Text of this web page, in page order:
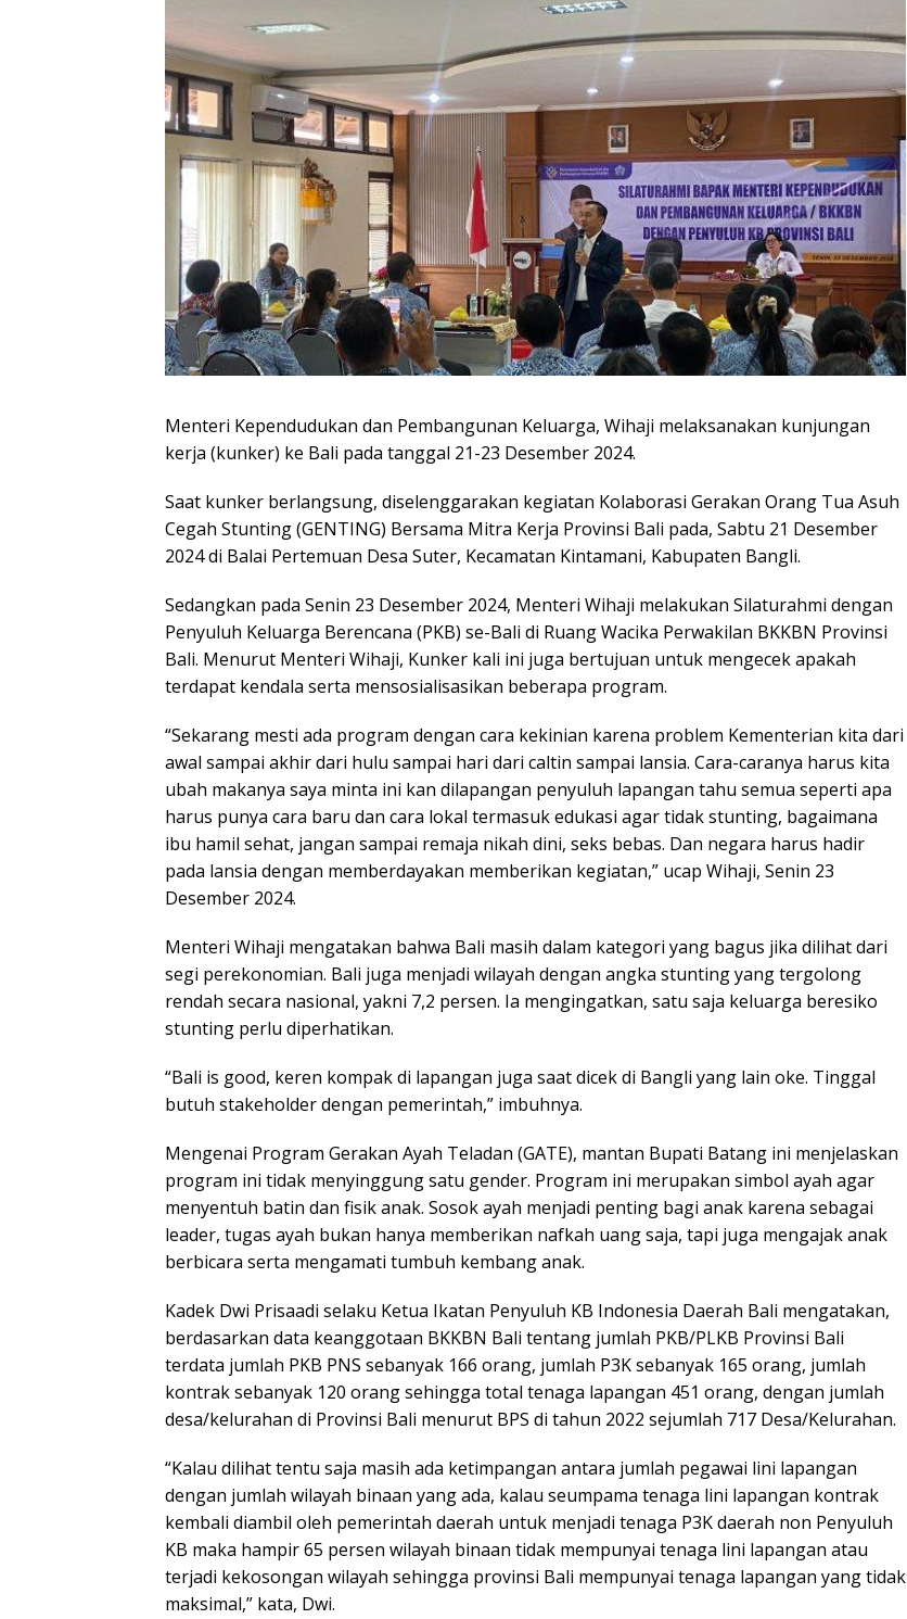
Menteri Kependudukan dan Pembangunan Keluarga, Wihaji melaksanakan kunjungan
kerja (kunker) ke Bali pada tanggal 21-23 Desember 2024.
Saat kunker berlangsung, diselenggarakan kegiatan Kolaborasi Gerakan Orang Tua Asuh
Cegah Stunting (GENTING) Bersama Mitra Kerja Provinsi Bali pada, Sabtu 21 Desember
2024 di Balai Pertemuan Desa Suter, Kecamatan Kintamani, Kabupaten Bangli.
Sedangkan pada Senin 23 Desember 2024, Menteri Wihaji melakukan Silaturahmi dengan
Penyuluh Keluarga Berencana (PKB) se-Bali di Ruang Wacika Perwakilan BKKBN Provinsi
Bali. Menurut Menteri Wihaji, Kunker kali ini juga bertujuan untuk mengecek apakah
terdapat kendala serta mensosialisasikan beberapa program.
“Sekarang mesti ada program dengan cara kekinian karena problem Kementerian kita dari
awal sampai akhir dari hulu sampai hari dari caltin sampai lansia. Cara-caranya harus kita
ubah makanya saya minta ini kan dilapangan penyuluh lapangan tahu semua seperti apa
harus punya cara baru dan cara lokal termasuk edukasi agar tidak stunting, bagaimana
ibu hamil sehat, jangan sampai remaja nikah dini, seks bebas. Dan negara harus hadir
pada lansia dengan memberdayakan memberikan kegiatan,” ucap Wihaji, Senin 23
Desember 2024.
Menteri Wihaji mengatakan bahwa Bali masih dalam kategori yang bagus jika dilihat dari
segi perekonomian. Bali juga menjadi wilayah dengan angka stunting yang tergolong
rendah secara nasional, yakni 7,2 persen. Ia mengingatkan, satu saja keluarga beresiko
stunting perlu diperhatikan.
“Bali is good, keren kompak di lapangan juga saat dicek di Bangli yang lain oke. Tinggal
butuh stakeholder dengan pemerintah,” imbuhnya.
Mengenai Program Gerakan Ayah Teladan (GATE), mantan Bupati Batang ini menjelaskan
program ini tidak menyinggung satu gender. Program ini merupakan simbol ayah agar
menyentuh batin dan fisik anak. Sosok ayah menjadi penting bagi anak karena sebagai
leader, tugas ayah bukan hanya memberikan nafkah uang saja, tapi juga mengajak anak
berbicara serta mengamati tumbuh kembang anak.
Kadek Dwi Prisaadi selaku Ketua Ikatan Penyuluh KB Indonesia Daerah Bali mengatakan,
berdasarkan data keanggotaan BKKBN Bali tentang jumlah PKB/PLKB Provinsi Bali
terdata jumlah PKB PNS sebanyak 166 orang, jumlah P3K sebanyak 165 orang, jumlah
kontrak sebanyak 120 orang sehingga total tenaga lapangan 451 orang, dengan jumlah
desa/kelurahan di Provinsi Bali menurut BPS di tahun 2022 sejumlah 717 Desa/Kelurahan.
“Kalau dilihat tentu saja masih ada ketimpangan antara jumlah pegawai lini lapangan
dengan jumlah wilayah binaan yang ada, kalau seumpama tenaga lini lapangan kontrak
kembali diambil oleh pemerintah daerah untuk menjadi tenaga P3K daerah non Penyuluh
KB maka hampir 65 persen wilayah binaan tidak mempunyai tenaga lini lapangan atau
terjadi kekosongan wilayah sehingga provinsi Bali mempunyai tenaga lapangan yang tidak
maksimal,” kata, Dwi.